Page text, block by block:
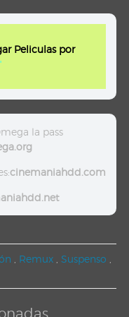
Peliculas por
la pass
cinemaniahdd.com
Remux Suspenso